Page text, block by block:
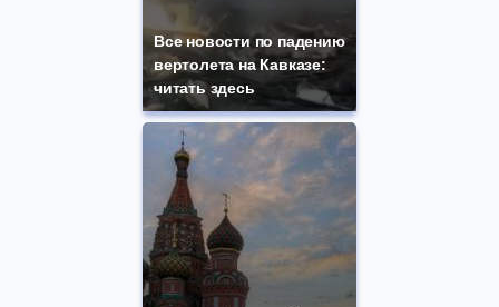
Все новости по падению
вертолета на Кавказе:
читать здесь